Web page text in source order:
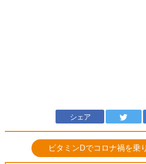
シェア
ビタミンDでコロナ禍を乗